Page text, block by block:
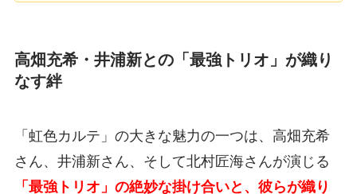
高畑充希・井浦新との「最強トリオ」が織り
なす絆
「虹色カルテ」の大きな魅力の一つは、高畑充希
さん、井浦新さん、そして北村匠海さんが演じる
「最強トリオ」の絶妙な掛け合いと、彼らが織り